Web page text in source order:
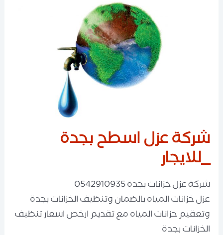
شركة عزل اسطح بجدة
_للايجار
شركة عزل خزانات بجدة 0542910935
عزل خزانات المياه بالضمان وتنظيف الخزانات بجدة
وتعقيم حزانات المياه مع تقديم ارخص اسعار تنظيف
الخزانات بجدة